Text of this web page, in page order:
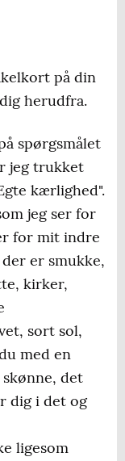
på din
herudfra.
spørgsmålet
jeg trukket
kærlighed".
jeg ser for
for mit indre
er smukke,
kirker,
sort sol,
med en
det
dig i det og
ligesom